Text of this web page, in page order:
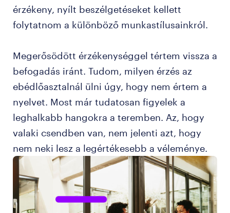
érzékeny, nyílt beszélgetéseket kellett
folytatnom a különböző munkastílusainkról.
Megerősödött érzékenységgel tértem vissza a
befogadás iránt. Tudom, milyen érzés az
ebédlőasztalnál ülni úgy, hogy nem értem a
nyelvet. Most már tudatosan figyelek a
leghalkabb hangokra a teremben. Az, hogy
valaki csendben van, nem jelenti azt, hogy
nem neki lesz a legértékesebb a véleménye.